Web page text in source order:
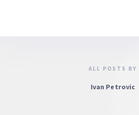
ALL POSTS BY
Ivan Petrovic